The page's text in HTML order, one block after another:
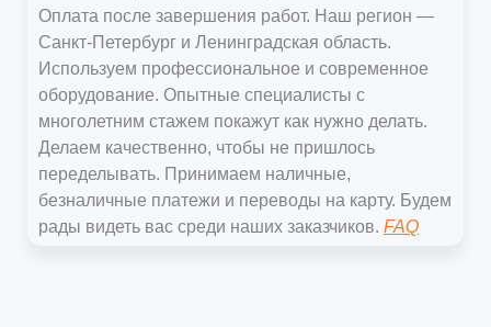
Оплата после завершения работ. Наш регион —
Санкт-Петербург и Ленинградская область.
Используем профессиональное и современное
оборудование. Опытные специалисты с
многолетним стажем покажут как нужно делать.
Делаем качественно, чтобы не пришлось
переделывать. Принимаем наличные,
безналичные платежи и переводы на карту. Будем
рады видеть вас среди наших заказчиков. FAQ